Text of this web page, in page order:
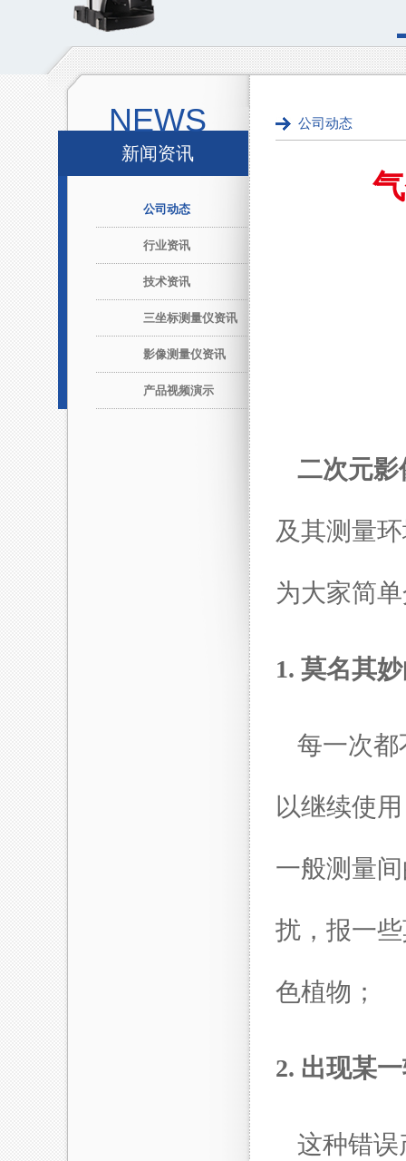
NEWS
新闻资讯
公司动态
行业资讯
技术资讯
三坐标测量仪资讯
影像测量仪资讯
产品视频演示
公司动态
二次元影
及其测量
为大家简
1. 莫名其
每一次都
以继续使
一般测量
扰，报一
色植物；
2. 出现某
这种错误